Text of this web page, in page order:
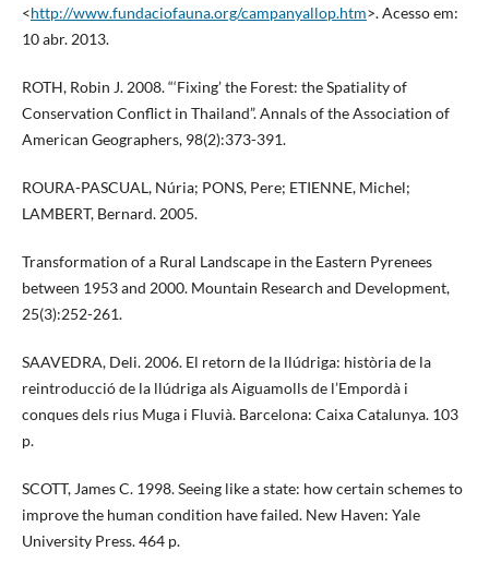
<http://www.fundaciofauna.org/campanyallop.htm>. Acesso em:
10 abr. 2013.
ROTH, Robin J. 2008. “‘Fixing’ the Forest: the Spatiality of
Conservation Conflict in Thailand”. Annals of the Association of
American Geographers, 98(2):373-391.
ROURA-PASCUAL, Núria; PONS, Pere; ETIENNE, Michel;
LAMBERT, Bernard. 2005.
Transformation of a Rural Landscape in the Eastern Pyrenees
between 1953 and 2000. Mountain Research and Development,
25(3):252-261.
SAAVEDRA, Deli. 2006. El retorn de la llúdriga: història de la
reintroducció de la llúdriga als Aiguamolls de l’Empordà i
conques dels rius Muga i Fluvià. Barcelona: Caixa Catalunya. 103
p.
SCOTT, James C. 1998. Seeing like a state: how certain schemes to
improve the human condition have failed. New Haven: Yale
University Press. 464 p.